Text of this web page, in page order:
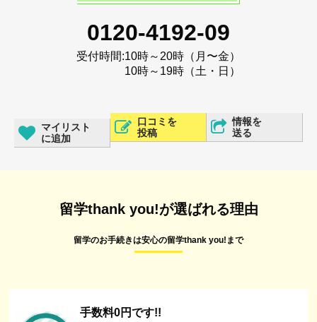
0120-4192-09
受付時間:10時～20時（月〜金）
10時～19時（土・日）
マイリスト
に追加
口コミを
投稿
情報を
送る
留学thank you!が選ばれる理由
留学のお手続きは安心の留学thank you!まで
手数料0円です!!